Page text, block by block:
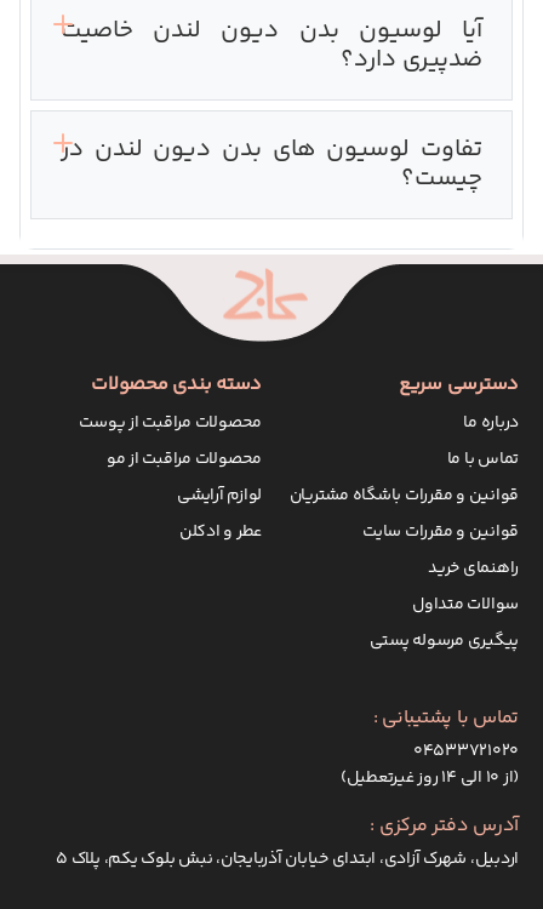
آیا لوسیون بدن دیون لندن خاصیت
ضدپیری دارد؟
تفاوت لوسیون های بدن دیون لندن در
چیست؟
دسترسی سریع
درباره ما
تماس با ما
قوانین و مقررات باشگاه مشتریان
قوانین و مقررات سایت
راهنمای خرید
سوالات متداول
پیگیری مرسوله پستی
دسته بندی محصولات
محصولات مراقبت از پوست
محصولات مراقبت از مو
لوازم آرایشی
عطر و ادکلن
تماس با پشتیبانی :
۰۴۵۳۳۷۲۱۰۲۰
(از ۱۰ الی ۱۴ روز غیرتعطیل)
آدرس دفتر مرکزی :
اردبیل، شهرک آزادی، ابتدای خیابان آذربایجان، نبش بلوک یکم، پلاک 5